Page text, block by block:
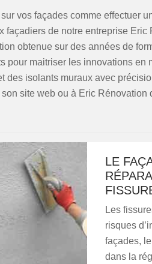
vos façades comme effectuer
façadiers de notre entreprise
obtenue sur des années de
pour maitriser les innovations en
des isolants muraux avec
site web ou à Eric Rénovation
LE
Les
risques
façades,
dans la